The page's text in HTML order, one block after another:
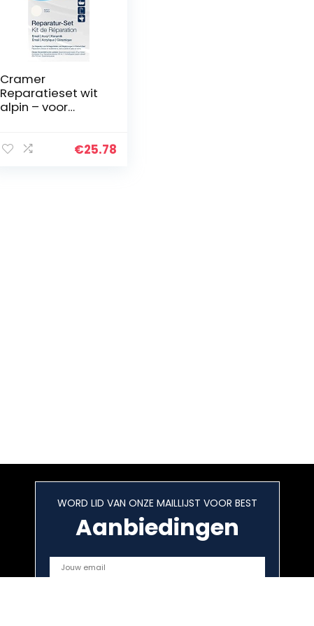
Cramer
Reparatieset wit
alpin – voor
wastafels –
€25.78
WORD LID VAN ONZE MAILLIJST VOOR BEST
Aanbiedingen